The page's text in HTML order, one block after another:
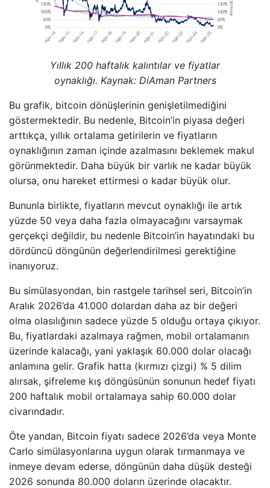
Yıllık 200 haftalık kalıntılar ve fiyatlar
oynaklığı. Kaynak: DiAman Partners
Bu grafik, bitcoin dönüşlerinin genişletilmediğini
göstermektedir. Bu nedenle, Bitcoin’in piyasa değeri
arttıkça, yıllık ortalama getirilerin ve fiyatların
oynaklığının zaman içinde azalmasını beklemek makul
görünmektedir. Daha büyük bir varlık ne kadar büyük
olursa, onu hareket ettirmesi o kadar büyük olur.
Bununla birlikte, fiyatların mevcut oynaklığı ile artık
yüzde 50 veya daha fazla olmayacağını varsaymak
gerçekçi değildir, bu nedenle Bitcoin’in hayatındaki bu
dördüncü döngünün değerlendirilmesi gerektiğine
inanıyoruz.
Bu simülasyondan, bin rastgele tarihsel seri, Bitcoin’in
Aralık 2026’da 41.000 dolardan daha az bir değeri
olma olasılığının sadece yüzde 5 olduğu ortaya çıkıyor.
Bu, fiyatlardaki azalmaya rağmen, mobil ortalamanın
üzerinde kalacağı, yani yaklaşık 60.000 dolar olacağı
anlamına gelir. Grafik hatta (kırmızı çizgi) % 5 dilim
alırsak, şifreleme kış döngüsünün sonunun hedef fiyatı
200 haftalık mobil ortalamaya sahip 60.000 dolar
civarındadır.
Öte yandan, Bitcoin fiyatı sadece 2026’da veya Monte
Carlo simülasyonlarına uygun olarak tırmanmaya ve
inmeye devam ederse, döngünün daha düşük desteği
2026 sonunda 80.000 doların üzerinde olacaktır.